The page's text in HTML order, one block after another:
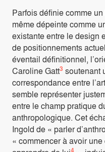
Parfois définie comme
même dépeinte comme
existante entre le design
de positionnements
éventail définitionnel,
Caroline Gatt3 soutenant
correspondance entre
semble représenter
entre le champ pratique
anthropologique. Cet
Ingold de « parler
« commencer à avoir
4